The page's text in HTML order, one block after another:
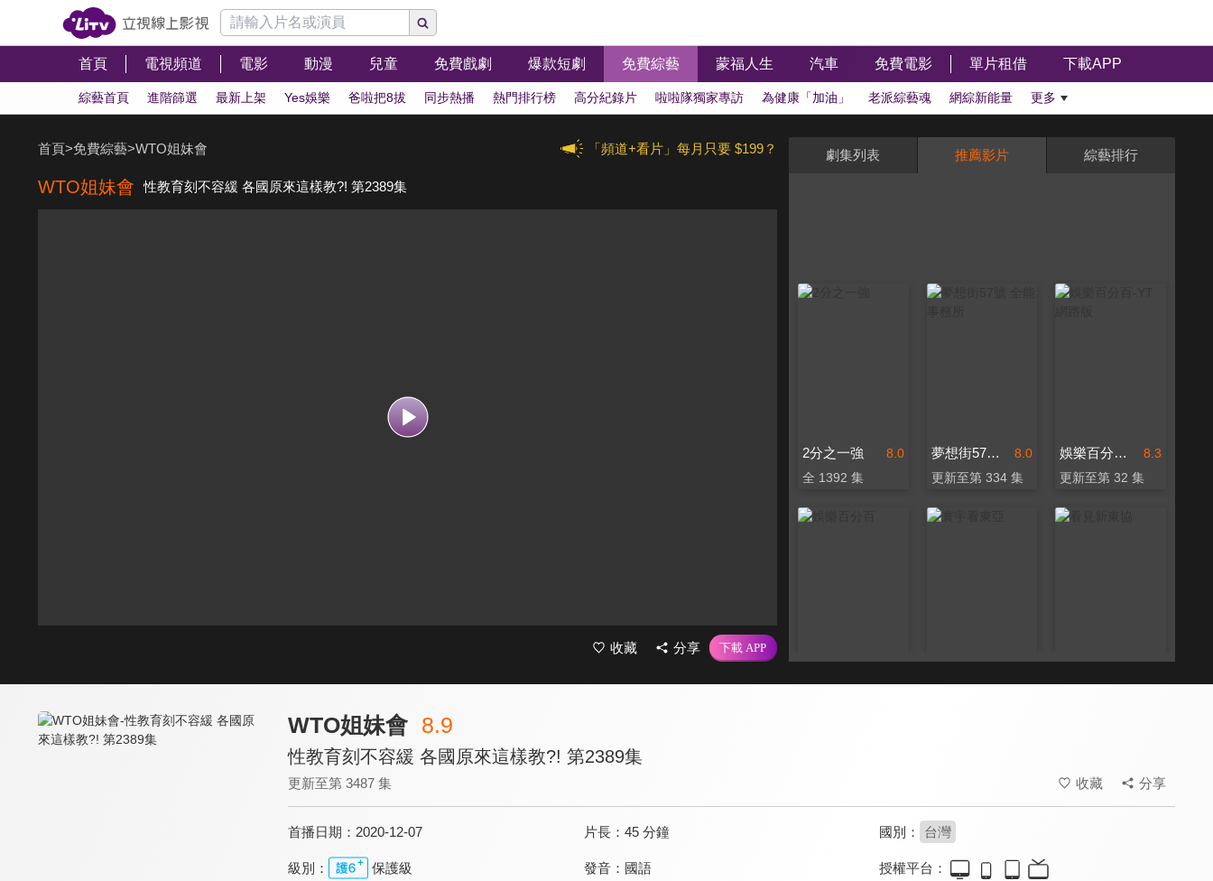
首頁 電視頻道 電影 動漫 兒童 免費戲劇 爆款短劇 免費綜藝 蒙福人生 汽車 免費電影 單片租借 下載APP
綜藝首頁 進階篩選 最新上架 Yes娛樂 爸啦把8拔 同步熱播 熱門排行榜 高分紀錄片 啦啦隊獨家專訪 為健康「加油」 老派綜藝魂 網綜新能量 更多
「頻道+看片」每月只要 $199？
首頁>免費綜藝>WTO姐妹會
WTO姐妹會 性教育刻不容緩 各國原來這樣教?! 第2389集
收藏 分享
劇集列表 推薦影片 綜藝排行
8.0
2分之一強
全 1392 集
8.0
夢想街57號 全能事務所
更新至第 334 集
8.3
娛樂百分百-YT網路版
更新至第 32 集
WTO姐妹會 8.9
性教育刻不容緩 各國原來這樣教?! 第2389集
更新至第 3487 集 收藏 分享
首播日期： 2020-12-07 片長： 45 分鐘 國別： 台灣
級別： 保護級 發音： 國語 授權平台：